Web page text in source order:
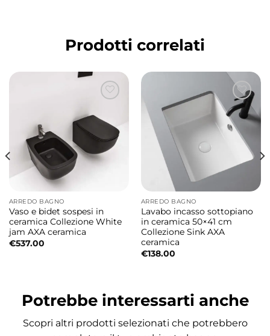
Cefalù rappresenta una scelta ideale per chi
desidera trasformare il bagno in uno spazio
dedicato al relax e alla cura di sé.
Design elegante e armonioso
Le forme morbide e avvolgenti della vasca
Cefalù creano un perfetto equilibrio tra
estetica e funzionalità. Il profilo elegante e le
proporzioni armoniose la rendono adatta sia
a bagni moderni sia ad ambienti più ricercati,
dove ogni dettaglio contribuisce a creare
un’atmosfera esclusiva.
La sua presenza discreta ma distintiva
quotidiano.
Installazione freestanding per il massimo
Prodotti correlati
ARREDO BAGNO
Vaso e bidet sospesi in
ceramica Collezione White
jam AXA ceramica
€537.00
ARREDO BAGNO
Lavabo incasso sottopiano
in ceramica 50×41 cm
Collezione Sink AXA
ceramica
€138.00
Potrebbe interessarti anche
Scopri altri prodotti selezionati che potrebbero